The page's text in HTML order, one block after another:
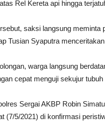
Rel Kereta api hingga
saksi langsung meminta
Tusian Syaputra
warga langsung
cepat menguji sekujur
Sergai AKBP Robin
(7/5/2021) di konfirmasi